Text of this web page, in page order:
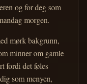
og for deg som
morgen.
mørk bakgrunn,
minner om gamle
fordi det føles
som menyen,